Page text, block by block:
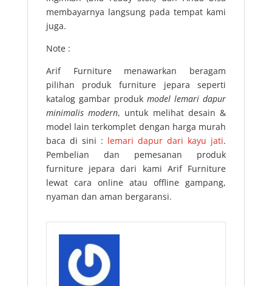
membayarnya langsung pada tempat kami
juga.
Note :
Arif Furniture menawarkan beragam
pilihan produk furniture jepara seperti
katalog gambar produkmodel lemari dapur
minimalis modern, untuk melihat desain &
model lain terkomplet dengan harga murah
baca di sini : lemari dapur dari kayu jati.
Pembelian dan pemesanan produk
furniture jepara dari kami Arif Furniture
lewat cara online atau offline gampang,
nyaman dan aman bergaransi.